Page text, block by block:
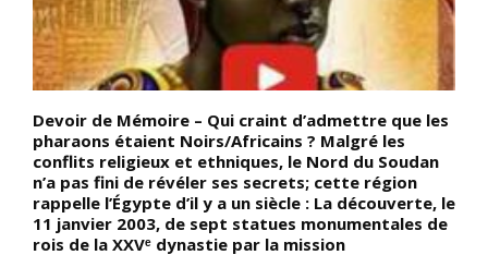
Devoir de Mémoire – Qui craint d’admettre que les
pharaons étaient Noirs/Africains ? Malgré les
conflits religieux et ethniques, le Nord du Soudan
n’a pas fini de révéler ses secrets; cette région
rappelle l’Égypte d’il y a un siècle : La découverte, le
11 janvier 2003, de sept statues monumentales de
rois de la XXVᵉ dynastie par la mission